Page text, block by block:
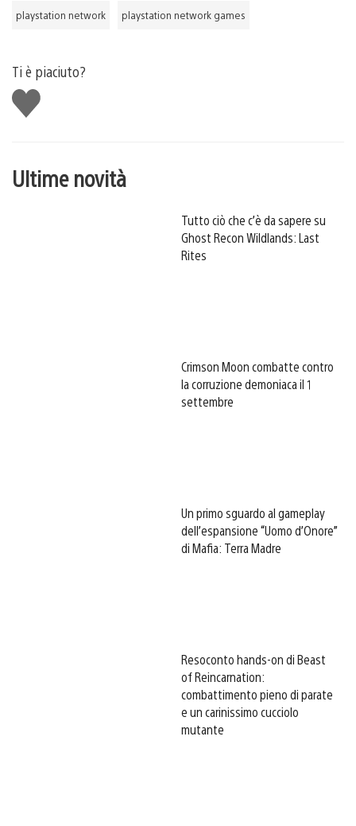
playstation network playstation network games
Ti è piaciuto?
Mi
piace
Ultime novità
Tutto ciò che c’è da sapere su
Ghost Recon Wildlands: Last
Rites
Crimson Moon combatte contro
la corruzione demoniaca il 1
settembre
Un primo sguardo al gameplay
dell’espansione “Uomo d’Onore”
di Mafia: Terra Madre
Resoconto hands-on di Beast
of Reincarnation:
combattimento pieno di parate
e un carinissimo cucciolo
mutante